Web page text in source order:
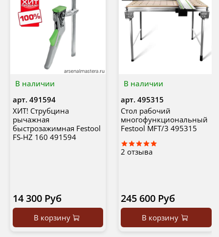
В наличии
арт. 491594
ХИТ! Струбцина
рычажная
быстрозажимная Festool
FS-HZ 160 491594
14 300 Руб
В корзину
В наличии
арт. 495315
Стол рабочий
многофункциональный
Festool MFT/3 495315
2 отзыва
245 600 Руб
В корзину